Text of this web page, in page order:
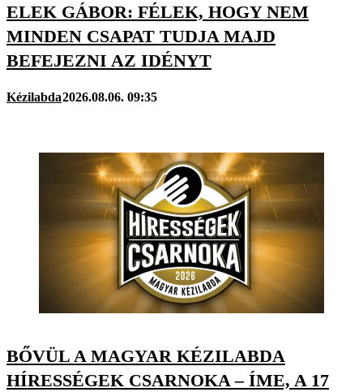
ELEK GÁBOR: FÉLEK, HOGY NEM
MINDEN CSAPAT TUDJA MAJD
BEFEJEZNI AZ IDÉNYT
Kézilabda2026.08.06. 09:35
BŐVÜL A MAGYAR KÉZILABDA
HÍRESSÉGEK CSARNOKA – ÍME, A 17